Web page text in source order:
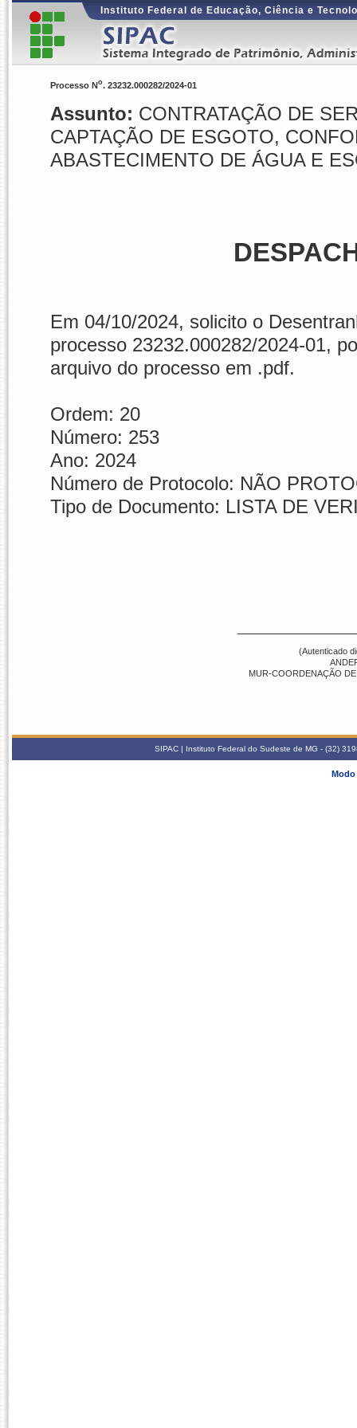
Instituto Federal de Educação, Ciência e
Processo No. 23232.000282/2024-01
Assunto: CONTRATAÇÃO DE
CAPTAÇÃO DE ESGOTO,
ABASTECIMENTO DE ÁGUA E
Em 04/10/2024, solicito o
processo 23232.000282/2024-01,
arquivo do processo em .pdf.
Ordem: 20
Número: 253
Ano: 2024
Número de Protocolo: NÃO
Tipo de Documento: LISTA DE
(Autenticado
MUR-COORDENAÇÃO
SIPAC | Instituto Federal do Sudeste de MG - (32)
Modo